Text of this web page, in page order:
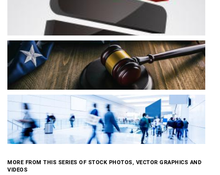
MORE FROM THIS SERIES OF STOCK PHOTOS, VECTOR GRAPHICS AND
VIDEOS